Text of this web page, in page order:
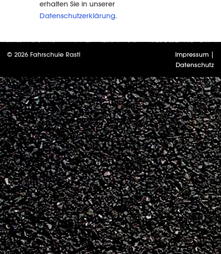
erhalten Sie in unserer
Datenschutzerklärung.
© 2026 Fahrschule Rastl Impressum |
Datenschutz